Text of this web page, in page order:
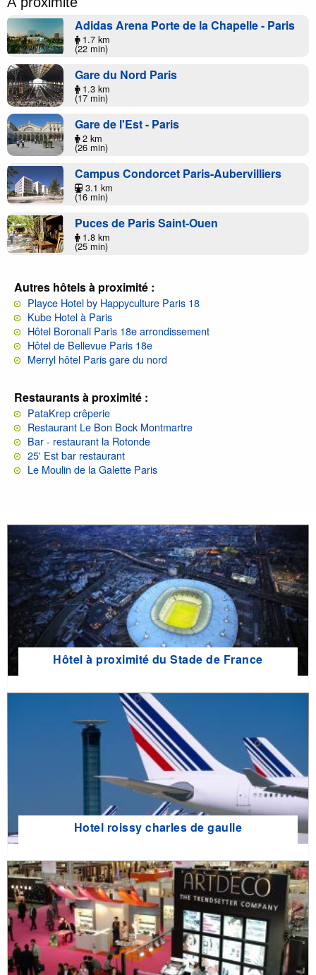
Adidas Arena Porte de la Chapelle - Paris
1.7 km
(22 min)
Gare du Nord Paris
1.3 km
(17 min)
Gare de l'Est - Paris
2 km
(26 min)
Campus Condorcet Paris-Aubervilliers
3.1 km
(16 min)
Puces de Paris Saint-Ouen
1.8 km
(25 min)
Autres hôtels à proximité :
Playce Hotel by Happyculture Paris 18
Kube Hotel à Paris
Hôtel Boronali Paris 18e arrondissement
Hôtel de Bellevue Paris 18e
Merryl hôtel Paris gare du nord
Restaurants à proximité :
PataKrep crêperie
Restaurant Le Bon Bock Montmartre
Bar - restaurant la Rotonde
25' Est bar restaurant
Le Moulin de la Galette Paris
Hôtel à proximité du Stade de France
Hotel roissy charles de gaulle